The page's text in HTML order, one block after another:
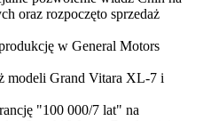
oraz rozpoczęto sprzedaż
w General Motors
modeli Grand Vitara XL-7 i
"100 000/7 lat" na